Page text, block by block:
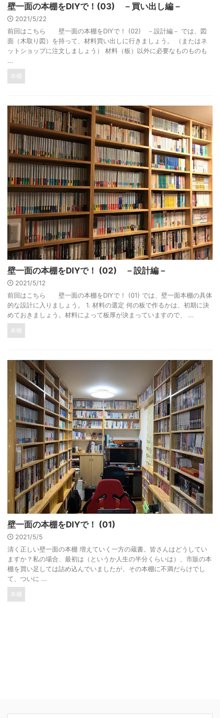
壁一面の本棚をDIYで！(03) －買い出し編－
2021/5/22
前回はこちら 壁一面の本棚をDIYで！ (02) －設計編－ では、図
面（木取り図）を持って、材料買い出しに行きましょう。 （またはネ
ットショップに注文しましょう） 材料（板）以外に必要なものものも
...
本棚
壁一面の本棚をDIYで！ (02) －設計編－
2021/5/12
前回はこちら 壁一面の本棚をDIYで！ (01) では、壁一面本棚の具体
的な設計に入りましょう。 1. 材料の選定 何の板で作るかは、初期に決
めておきましょう。材料によって板厚が決まっていますので、 ...
本棚
壁一面の本棚をDIYで！ (01)
2021/5/5
清く正しい壁一面の本棚 増えていく一方の蔵書。皆さんはどうしてい
ますか？私の場合、最初は（というか人生の半分くらいは）、市販の本
棚を買い足しては詰め込んでいましたが、その本棚に不満だらけでし
て、ついに ...
本棚